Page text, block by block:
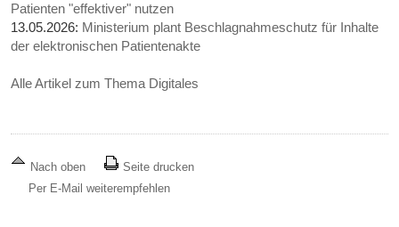
Patienten "effektiver" nutzen
13.05.2026: Ministerium plant Beschlagnahmeschutz für Inhalte
der elektronischen Patientenakte
Alle Artikel zum Thema Digitales
Nach oben
Seite drucken
Per E-Mail weiterempfehlen